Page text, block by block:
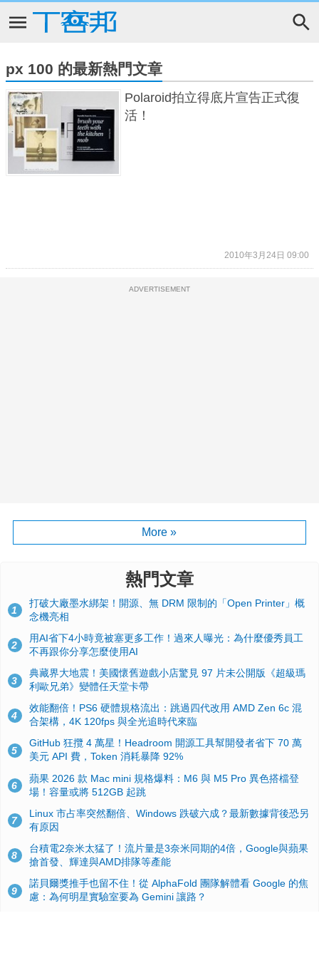
px 100 的最新熱門文章
Polaroid拍立得底片宣告正式復
活！
2010年3月24日 09:00
ADVERTISEMENT
More »
熱門文章
1
打破大廠墨水綁架！開源、無 DRM 限制的「Open Printer」概
念機亮相
2
用AI省下4小時竟被塞更多工作！過來人曝光：為什麼優秀員工
不再跟你分享怎麼使用AI
3
典藏界大地震！美國懷舊遊戲小店驚見 97 片未公開版《超級瑪
利歐兄弟》變體任天堂卡帶
4
效能翻倍！PS6 硬體規格流出：跳過四代改用 AMD Zen 6c 混
合架構，4K 120fps 與全光追時代來臨
5
GitHub 狂攬 4 萬星！Headroom 開源工具幫開發者省下 70 萬
美元 API 費，Token 消耗暴降 92%
6
蘋果 2026 款 Mac mini 規格爆料：M6 與 M5 Pro 異色搭檔登
場！容量或將 512GB 起跳
7
Linux 市占率突然翻倍、Windows 跌破六成？最新數據背後恐另
有原因
8
台積電2奈米太猛了！流片量是3奈米同期的4倍，Google與蘋果
搶首發、輝達與AMD排隊等產能
9
諾貝爾獎推手也留不住！從 AlphaFold 團隊解體看 Google 的焦
慮：為何明星實驗室要為 Gemini 讓路？